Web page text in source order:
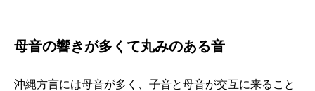
母音の響きが多くて丸みのある音
沖縄方言には母音が多く、子音と母音が交互に来ること